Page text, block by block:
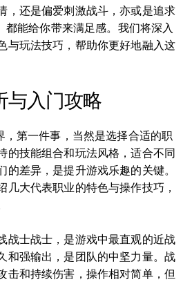
，还是偏爱刺激战斗，亦或是追求
能给你带来满足感。我们将深入
与玩法技巧，帮助你更好地融入这
与入门攻略
，第一件事，当然是选择合适的职
的技能组合和玩法风格，适合不同
的差异，是提升游戏乐趣的关键。
几大代表职业的特色与操作技巧，
战士战士，是游戏中最直观的近战
和强输出，是团队的中坚力量。战
击和持续伤害，操作相对简单，但